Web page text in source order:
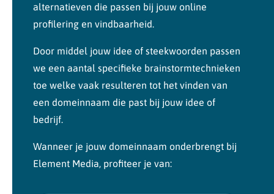
alternatieven die passen bij jouw online
profilering en vindbaarheid.
Door middel jouw idee of steekwoorden passen
we een aantal specifieke brainstormtechnieken
toe welke vaak resulteren tot het vinden van
een domeinnaam die past bij jouw idee of
bedrijf.
Wanneer je jouw domeinnaam onderbrengt bij
Element Media, profiteer je van: